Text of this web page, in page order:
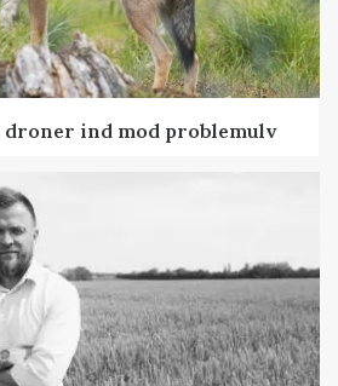
ind mod problemulv